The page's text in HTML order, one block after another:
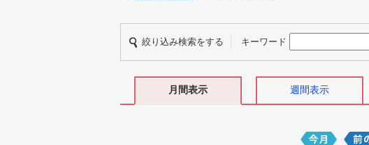
絞り込み検索をする キーワード
月間表示 週間表示